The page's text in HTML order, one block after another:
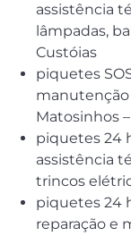
assistência
lâmpadas,
Custóias
piquetes
Matosinhos
piquetes 24
assistência
trincos
piquetes 24
reparação e